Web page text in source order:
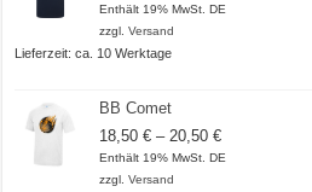
Enthält 19% MwSt. DE
zzgl.Versand
Lieferzeit: ca. 10 Werktage
BB Comet
18,50€ – 20,50€Preisspanne:
18,50 €
Enthält 19% MwSt. DE
zzgl.Versand